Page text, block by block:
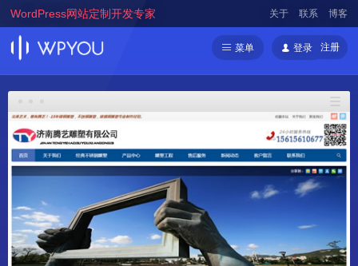
WordPress网站定制开发专家 关于 联系 博客
菜单 登录 注册